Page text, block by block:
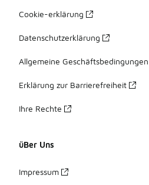
Cookie-erklärung
Datenschutzerklärung
Allgemeine Geschäftsbedingungen
Erklärung zur Barrierefreiheit
Ihre Rechte
üBer Uns
Impressum